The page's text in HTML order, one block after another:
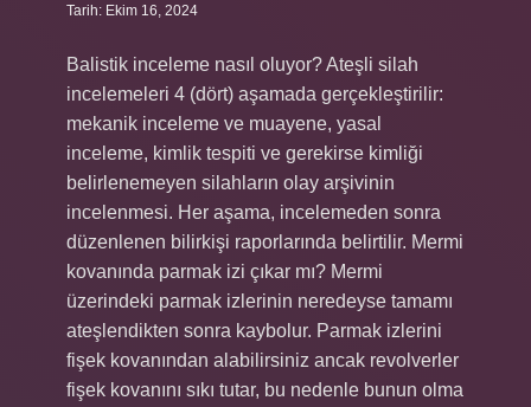
Tarih: Ekim 16, 2024
Balistik inceleme nasıl oluyor? Ateşli silah
incelemeleri 4 (dört) aşamada gerçekleştirilir:
mekanik inceleme ve muayene, yasal
inceleme, kimlik tespiti ve gerekirse kimliği
belirlenemeyen silahların olay arşivinin
incelenmesi. Her aşama, incelemeden sonra
düzenlenen bilirkişi raporlarında belirtilir. Mermi
kovanında parmak izi çıkar mı? Mermi
üzerindeki parmak izlerinin neredeyse tamamı
ateşlendikten sonra kaybolur. Parmak izlerini
fişek kovanından alabilirsiniz ancak revolverler
fişek kovanını sıkı tutar, bu nedenle bunun olma